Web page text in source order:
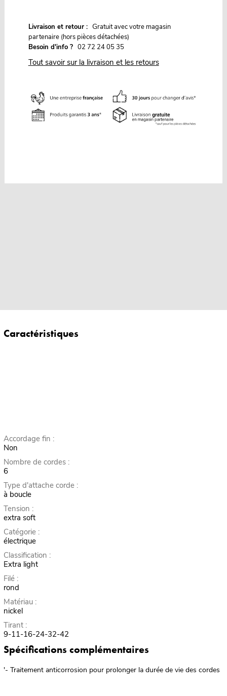
Livraison et retour : Gratuit avec votre magasin
partenaire (hors pièces détachées)
Besoin d'info ? 02 72 24 05 35
Tout savoir sur la livraison et les retours
Caractéristiques
Accordage fin :
Non
Nombre de cordes :
6
Type d'attache corde :
à boucle
Tension :
extra soft
Catégorie :
électrique
Classification :
Extra light
Filé :
rond
Matériau :
nickel
Tirant :
9-11-16-24-32-42
Spécifications complémentaires
'- Traitement anticorrosion pour prolonger la durée de vie des cordes